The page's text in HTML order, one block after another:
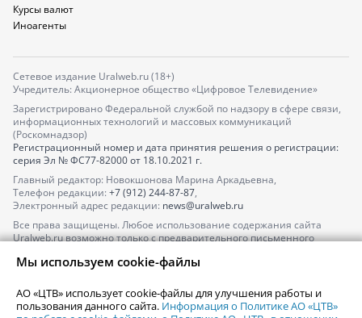
Курсы валют
Иноагенты
Сетевое издание Uralweb.ru (18+)
Учредитель: Акционерное общество «Цифровое Телевидение»
Зарегистрировано Федеральной службой по надзору в сфере связи,
информационных технологий и массовых коммуникаций
(Роскомнадзор)
Регистрационный номер и дата принятия решения о регистрации:
серия Эл № ФС77-82000от 18.10.2021 г.
Главный редактор: Новокшонова Марина Аркадьевна,
Телефон редакции: +7 (912) 244-87-87,
Электронный адрес редакции: news@uralweb.ru
Все права защищены. Любое использование содержания сайта
Uralweb.ru возможно только с предварительного письменного
По вопросам размещения рекламы обращайтесь по тел.
По вопросам размещения информации в разделе «Афиша»
afisha@uralweb.ru
Мы используем cookie-файлы
АО «ЦТВ» использует cookie-файлы для улучшения работы и
пользования данного сайта. Информация о Политике АО «ЦТВ»